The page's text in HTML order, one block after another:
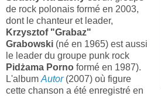
de rock polonais formé en 2003,
dont le chanteur et leader,
Krzysztof "Grabaz"
Grabowski (né en 1965) est aussi
le leader du groupe punk rock
Pidżama Porno formé en 1987).
L'album Autor(2007) où figure
cette chanson a été enregistré en